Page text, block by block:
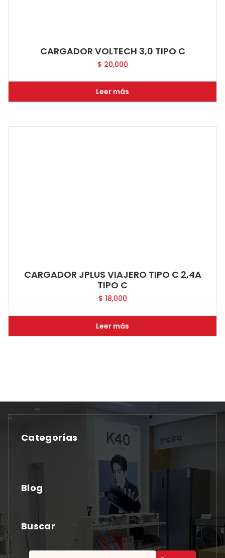
CARGADOR VOLTECH 3,0 TIPO C
$ 20,000
Leer más
CARGADOR JPLUS VIAJERO TIPO C 2,4A
TIPO C
$ 18,000
Leer más
Categorías
No hay categorías
Blog
Buscar